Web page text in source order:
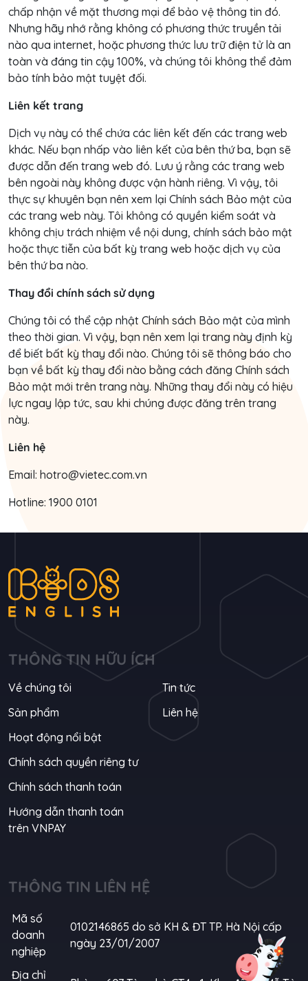
chấp nhận về mặt thương mại để bảo vệ thông tin đó.
Nhưng hãy nhớ rằng không có phương thức truyền tải
nào qua internet, hoặc phương thức lưu trữ điện tử là an
toàn và đáng tin cậy 100%, và chúng tôi không thể đảm
bảo tính bảo mật tuyệt đối.
Liên kết trang
Dịch vụ này có thể chứa các liên kết đến các trang web
khác. Nếu bạn nhấp vào liên kết của bên thứ ba, bạn sẽ
được dẫn đến trang web đó. Lưu ý rằng các trang web
bên ngoài này không được vận hành riêng. Vì vậy, tôi
thực sự khuyên bạn nên xem lại Chính sách Bảo mật của
các trang web này. Tôi không có quyền kiểm soát và
không chịu trách nhiệm về nội dung, chính sách bảo mật
hoặc thực tiễn của bất kỳ trang web hoặc dịch vụ của
bên thứ ba nào.
Thay đổi chính sách sử dụng
Chúng tôi có thể cập nhật Chính sách Bảo mật của mình
theo thời gian. Vì vậy, bạn nên xem lại trang này định kỳ
để biết bất kỳ thay đổi nào. Chúng tôi sẽ thông báo cho
bạn về bất kỳ thay đổi nào bằng cách đăng Chính sách
Bảo mật mới trên trang này. Những thay đổi này có hiệu
lực ngay lập tức, sau khi chúng được đăng trên trang
này.
Liên hệ
Email: hotro@vietec.com.vn
Hotline: 1900 0101
THÔNG TIN HỮU ÍCH
về chúng tôi
sản phẩm
Hoạt động nổi bật
Chính sách quyền riêng tư
Chính sách thanh toán
Hướng dẫn thanh toán
trên VNPAY
tin tức
liên hệ
THÔNG TIN LIÊN HỆ
Mã số
doanh
nghiệp
0102146865 do sở KH & ĐT TP. Hà Nội cấp
ngày 23/01/2007
Địa chỉ